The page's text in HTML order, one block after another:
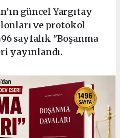
güncel Yargıtay
ve protokol
sayfalık "Boşanma
yayınlandı.